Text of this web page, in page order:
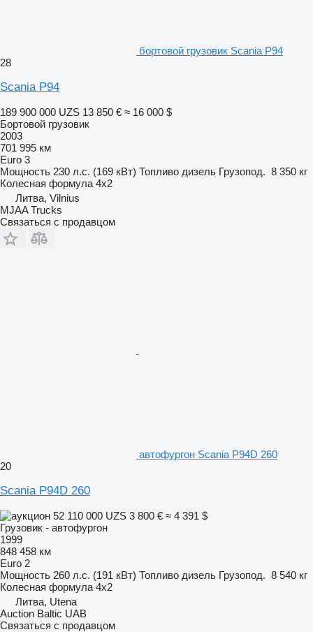
бортовой грузовик Scania P94
28
Scania P94
189 900 000 UZS 13 850 € ≈ 16 000 $
Бортовой грузовик
2003
701 995 км
Euro 3
Мощность 230 л.с. (169 кВт) Топливо дизель Грузопод. 8 350 кг
Колесная формула 4x2
Литва, Vilnius
MJAA Trucks
Связаться с продавцом
автофургон Scania P94D 260
20
Scania P94D 260
52 110 000 UZS 3 800 € ≈ 4 391 $
Грузовик - автофургон
1999
848 458 км
Euro 2
Мощность 260 л.с. (191 кВт) Топливо дизель Грузопод. 8 540 кг
Колесная формула 4x2
Литва, Utena
Auction Baltic UAB
Связаться с продавцом